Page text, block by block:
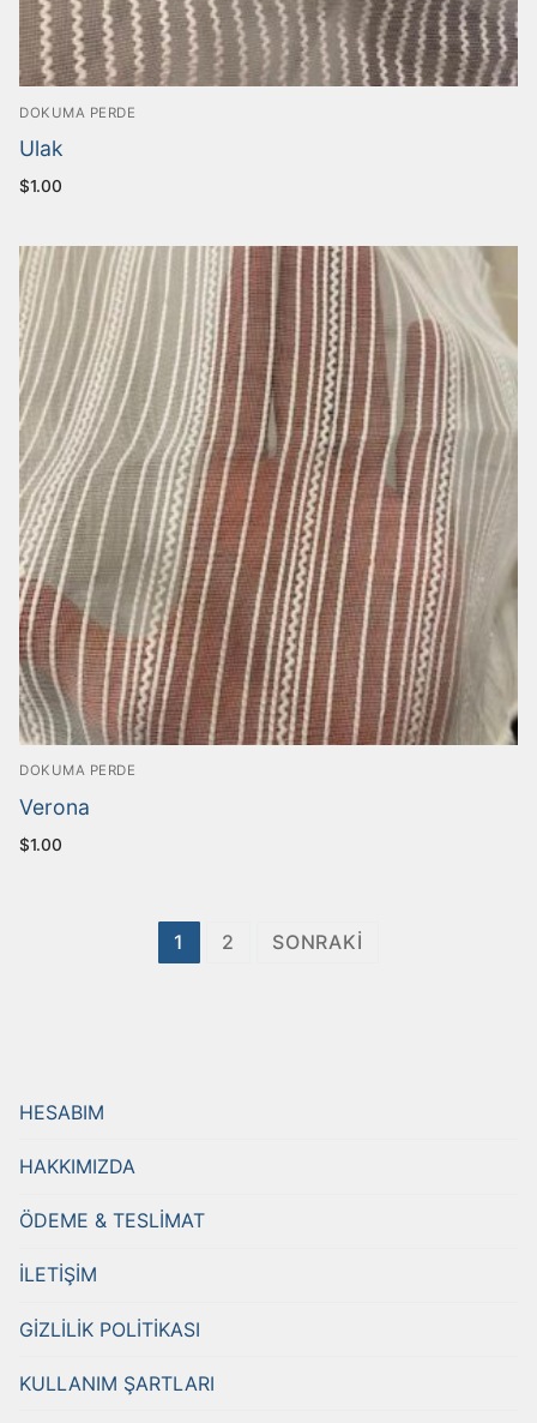
DOKUMA PERDE
Ulak
$1.00
DOKUMA PERDE
Verona
$1.00
1 2 SONRAKI
HESABIM
HAKKIMIZDA
ÖDEME & TESLİMAT
İLETİŞİM
GİZLİLİK POLİTİKASI
KULLANIM ŞARTLARI